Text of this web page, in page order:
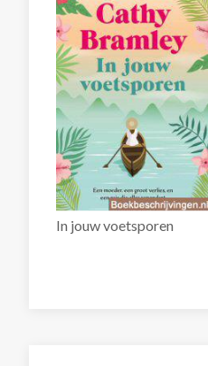
In jouw voetsporen